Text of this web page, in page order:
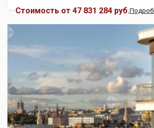
Стоимость от 47 831 284 руб.